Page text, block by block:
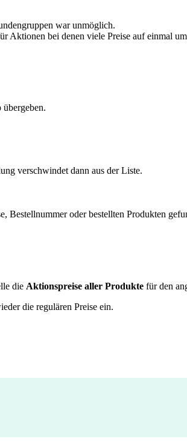
war unmöglich.
Aktionen bei denen viele Preise auf einmal
verschwindet dann aus der Liste.
Bestellnummer oder bestellten Produkten
die Aktionspreise aller Produkte für den
die regulären Preise ein.